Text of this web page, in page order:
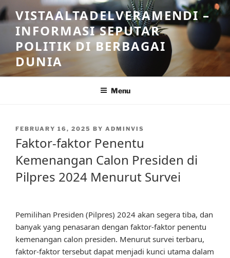
Skip
to
content
VISTAALTADELVERAMENDI –
INFORMASI SEPUTAR
POLITIK DI BERBAGAI
DUNIA
Menu
POSTED
FEBRUARY 16, 2025 BY ADMINVIS
Faktor-faktor Penentu
Kemenangan Calon Presiden di
Pilpres 2024 Menurut Survei
Pemilihan Presiden (Pilpres) 2024 akan segera tiba, dan
banyak yang penasaran dengan faktor-faktor penentu
kemenangan calon presiden. Menurut survei terbaru,
faktor-faktor tersebut dapat menjadi kunci utama dalam